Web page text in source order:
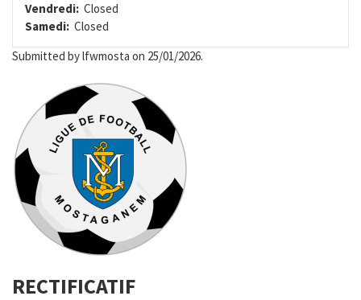
Vendredi: Closed
Samedi: Closed
Submitted bylfwmosta on 25/01/2026.
RECTIFICATIF